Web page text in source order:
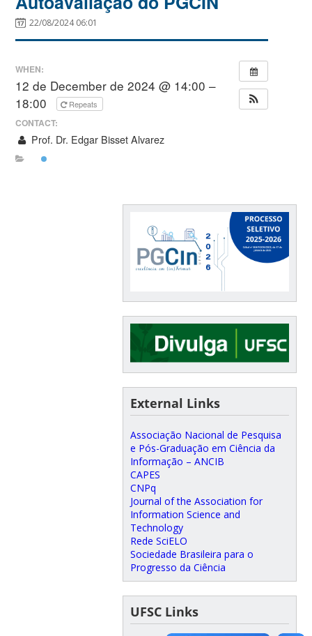
22/08/2024 06:01
WHEN:
12 de December de 2024 @ 14:00 –
18:00
Repeats
CONTACT:
Prof. Dr. Edgar Bisset Alvarez
External Links
Associação Nacional de Pesquisa
e Pós-Graduação em Ciência da
Informação – ANCIB
CAPES
CNPq
Journal of the Association for
Information Science and
Technology
Rede SciELO
Sociedade Brasileira para o
Progresso da Ciência
UFSC Links